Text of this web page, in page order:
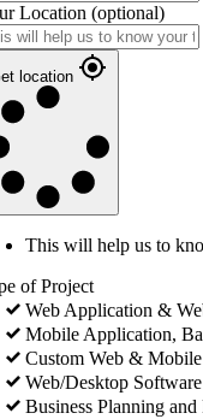
Location (optional)
location
This will help us to
of Project
Web Application &
Mobile Application,
Custom Web &
Web/Desktop
Business Planning and